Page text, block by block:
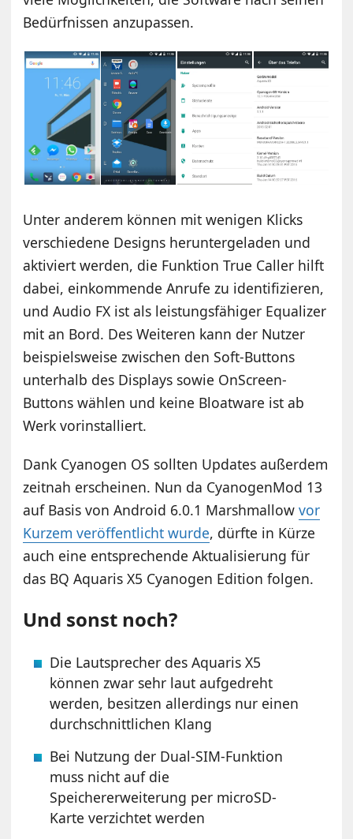
Bedürfnissen anzupassen.
Unter anderem können mit wenigen Klicks
verschiedene Designs heruntergeladen und
aktiviert werden, die Funktion True Caller hilft
dabei, einkommende Anrufe zu identifizieren,
und Audio FX ist als leistungsfähiger Equalizer
mit an Bord. Des Weiteren kann der Nutzer
beispielsweise zwischen den Soft-Buttons
unterhalb des Displays sowie OnScreen-
Buttons wählen und keine Bloatware ist ab
Werk vorinstalliert.
Dank Cyanogen OS sollten Updates außerdem
zeitnah erscheinen. Nun da CyanogenMod 13
auf Basis von Android 6.0.1 Marshmallowvor
Kurzem veröffentlicht wurde, dürfte in Kürze
auch eine entsprechende Aktualisierung für
das BQ Aquaris X5 Cyanogen Edition folgen.
Und sonst noch?
Die Lautsprecher des Aquaris X5
können zwar sehr laut aufgedreht
werden, besitzen allerdings nur einen
durchschnittlichen Klang
Bei Nutzung der Dual-SIM-Funktion
muss nicht auf die
Speichererweiterung per microSD-
Karte verzichtet werden